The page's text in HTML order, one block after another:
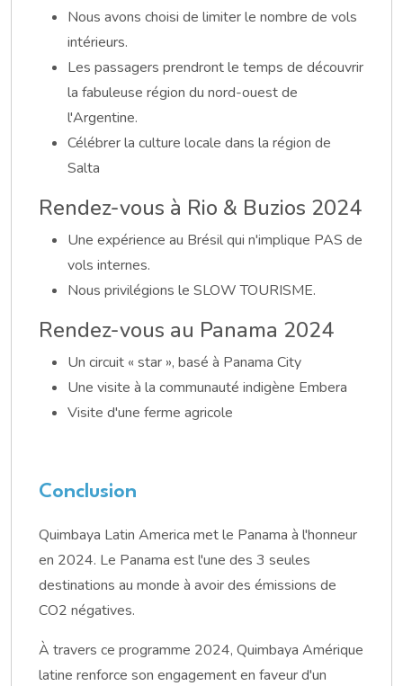
Nous avons choisi de limiter le nombre de vols
intérieurs.
Les passagers prendront le temps de découvrir
la fabuleuse région du nord-ouest de
l'Argentine.
Célébrer la culture locale dans la région de
Salta
Rendez-vous à Rio & Buzios 2024
Une expérience au Brésil qui n'implique PAS de
vols internes.
Nous privilégions le SLOW TOURISME.
Rendez-vous au Panama 2024
Un circuit « star », basé à Panama City
Une visite à la communauté indigène Embera
Visite d'une ferme agricole
Conclusion
Quimbaya Latin America met le Panama à l'honneur
en 2024. Le Panama est l'une des 3 seules
destinations au monde à avoir des émissions de
CO2 négatives.
À travers ce programme 2024, Quimbaya Amérique
latine renforce son engagement en faveur d'un